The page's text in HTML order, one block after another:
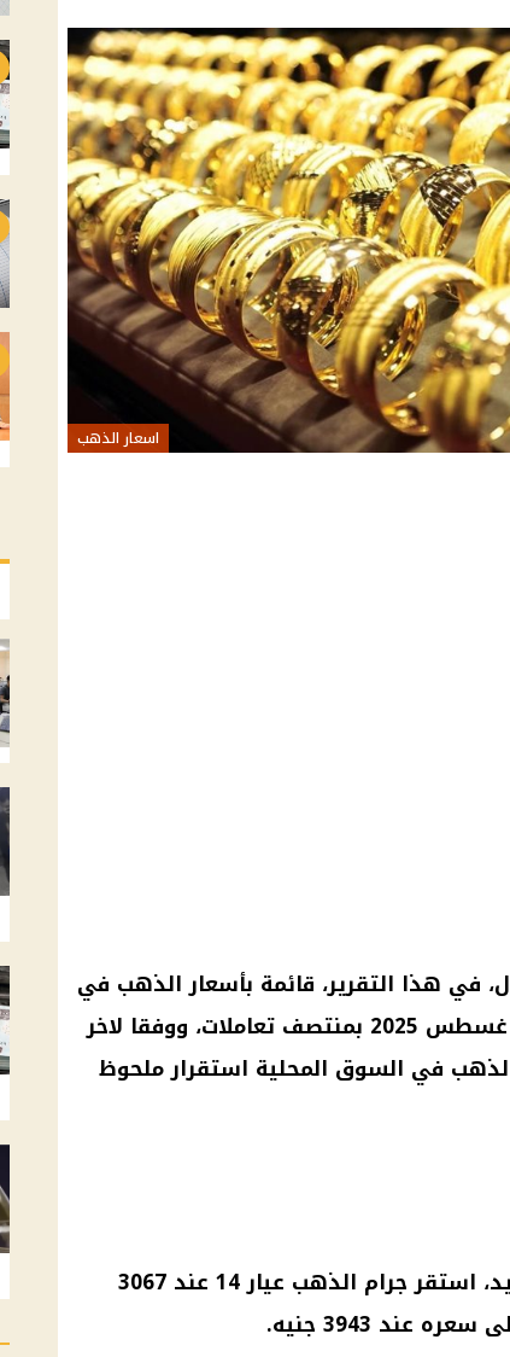
اسعار الذهب
في هذا التقرير، قائمة بأسعار الذهب في
مصر، اليوم الأربعاء الموافق 27 اغسطس 2025 بمنتصف تعاملات، ووفقا لاخر
في السوق المحلية استقرار ملحوظ
استقر جرام الذهب عيار 14 عند 3067